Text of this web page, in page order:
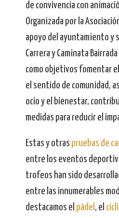
de convivencia con
Organizada por la
apoyo del ayuntamiento y
Carrera y Caminata
como objetivos fomentar
el sentido de comunidad,
ocio y el bienestar,
medidas para reducir el
Estas y otras pruebas de
entre los eventos
trofeos han sido
entre las innumerables
destacamos el pádel , el